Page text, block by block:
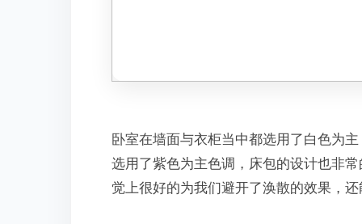
卧室在墙面与衣柜当中都选用了白色为
选用了紫色为主色调，床包的设计也非
觉上很好的为我们避开了涣散的效果，